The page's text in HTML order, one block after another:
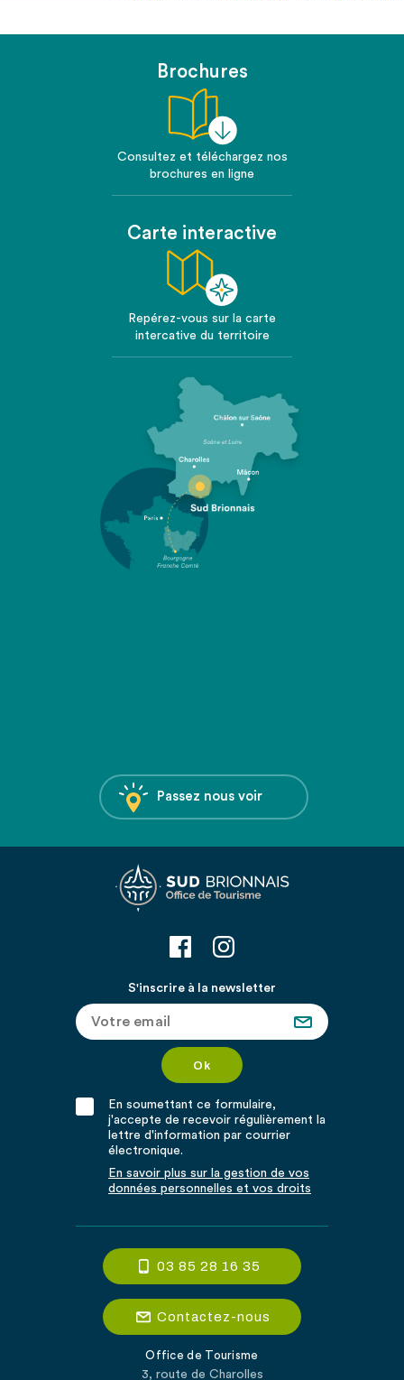
Brochures
Consultez et téléchargez nos
brochures en ligne
Carte interactive
Repérez-vous sur la carte
intercative du territoire
Passez nous voir
S'inscrire à la newsletter
En soumettant ce formulaire,
j'accepte de recevoir régulièrement la
lettre d'information par courrier
électronique.
En savoir plus sur la gestion de vos
données personnelles et vos droits
03 85 28 16 35
Contactez-nous
Office de Tourisme
3, route de Charolles